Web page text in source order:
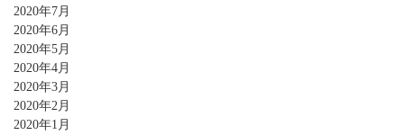
2020年7月
2020年6月
2020年5月
2020年4月
2020年3月
2020年2月
2020年1月